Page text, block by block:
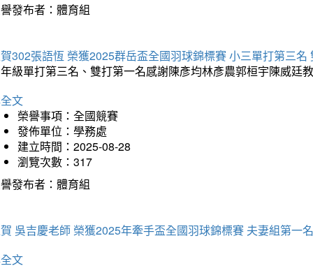
發布者：體育組
302張語恆 榮獲2025群岳盃全國羽球錦標賽 小三單打第三名
級單打第三名、雙打第一名感謝陳彥均林彥農郭桓宇陳威廷
文
榮譽事項：全國競賽
發佈單位：學務處
建立時間：2025-08-28
瀏覽次數：317
發布者：體育組
吳吉慶老師 榮獲2025年牽手盃全國羽球錦標賽 夫妻組第一名
文